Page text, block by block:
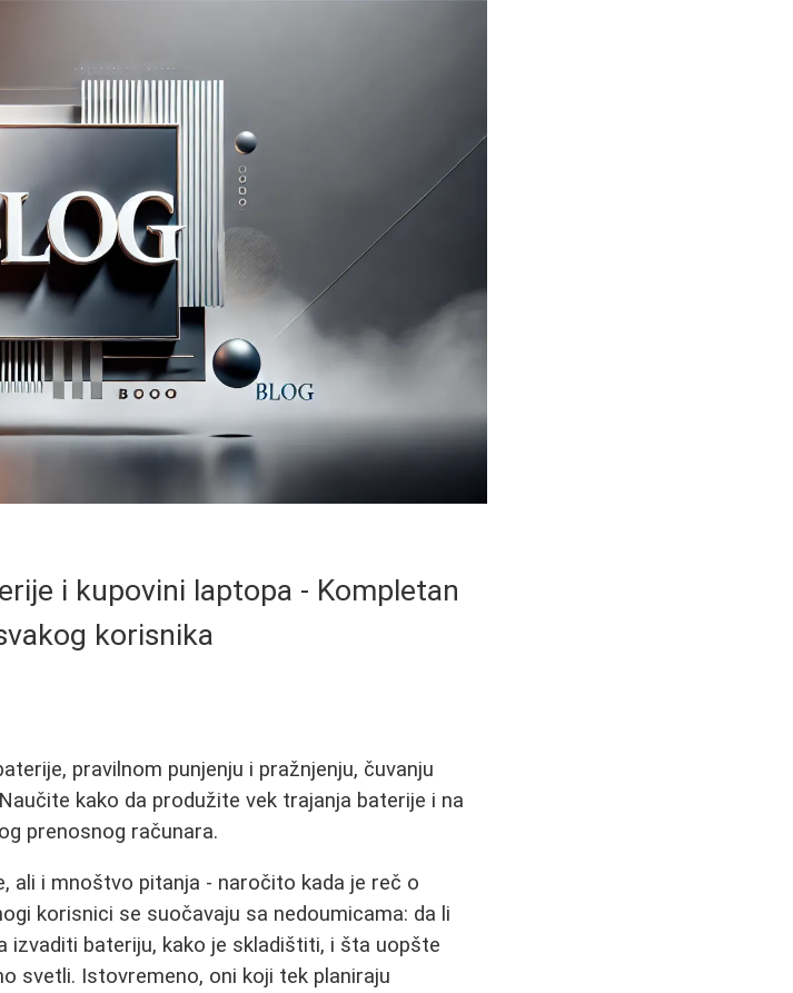
i kupovini laptopa - Kompletan
korisnika
pravilnom punjenju i pražnjenju, čuvanju
kako da produžite vek trajanja baterije i na
prenosnog računara.
ali i mnoštvo pitanja - naročito kada je reč o
korisnici se suočavaju sa nedoumicama: da li
izvaditi bateriju, kako je skladištiti, i šta uopšte
svetli. Istovremeno, oni koji tek planiraju